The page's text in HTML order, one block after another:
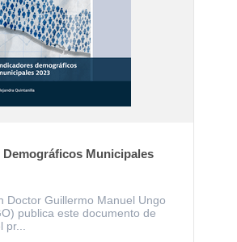
Demográficos Municipales
Doctor Guillermo Manuel Ungo
publica este documento de